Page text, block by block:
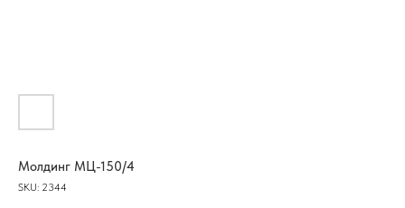
Молдинг МЦ-150/4
SKU: 2344